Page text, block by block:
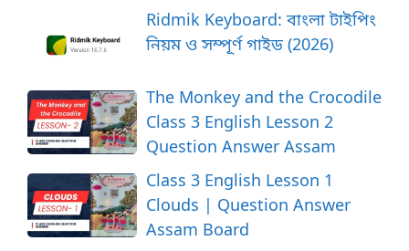
Ridmik Keyboard: বাংলা টাইপিং
নিয়ম ও সম্পূর্ণ গাইড (2026)
The Monkey and the Crocodile
Class 3 English Lesson 2
Question Answer Assam
Class 3 English Lesson 1
Clouds | Question Answer
Assam Board